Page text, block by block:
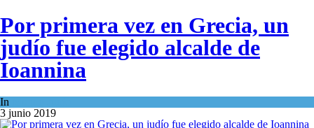
Por primera vez en Grecia, un
judío fue elegido alcalde de
Ioannina
In
3 junio 2019